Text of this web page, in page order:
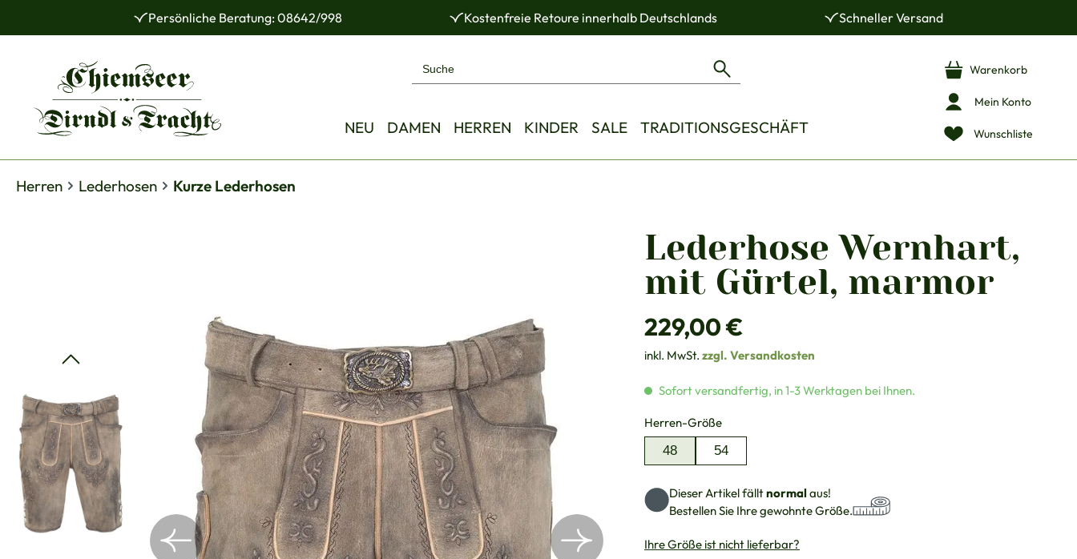
Hauptinhalt springen
Zur Hauptnavigation springenPersönliche Beratung: 08642/998 Kostenfreie Retoure innerhalb Deutschlands Schneller Versand
NEU DAMEN HERREN KINDER SALE TRADITIONSGESCHÄFT Wunschliste
Mein Konto
Warenkorb
Herren Lederhosen Kurze Lederhosen
Lederhose Wernhart,
mit Gürtel, marmor
Regulärer Preis:
229,00 €
inkl. MwSt. zzgl. Versandkosten
Sofort versandfertig, in 1-3 Werktagen bei Ihnen.
Herren-Größeauswählen
48
54
Dieser Artikel fälltnormalaus!
Bestellen Sie Ihre gewohnte Größe.
Ihre Größe ist nicht lieferbar?